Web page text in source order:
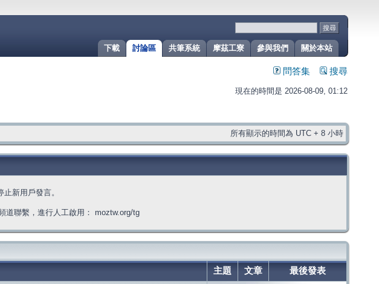
關於本站
參與我們
摩茲工寮
共筆系統
討論區
下載
問答集 搜尋
現在的時間是 2026-08-09, 01:12
所有顯示的時間為 UTC + 8 小時
新用戶發言。
道聯繫，進行人工啟用： moztw.org/tg
主題 文章
最後發表